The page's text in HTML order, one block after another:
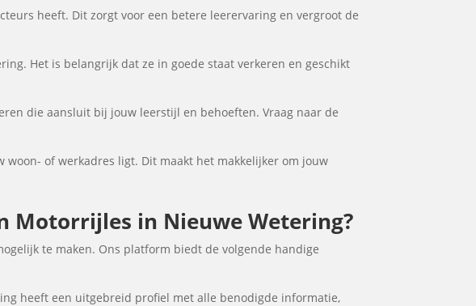
heeft. Dit zorgt voor een betere leerervaring en vergroot de
Het is belangrijk dat ze in goede staat verkeren en geschikt
die aansluit bij jouw leerstijl en behoeften. Vraag naar de
of werkadres ligt. Dit maakt het makkelijker om jouw
Motorrijles in Nieuwe Wetering?
te maken. Ons platform biedt de volgende handige
heeft een uitgebreid profiel met alle benodigde informatie,